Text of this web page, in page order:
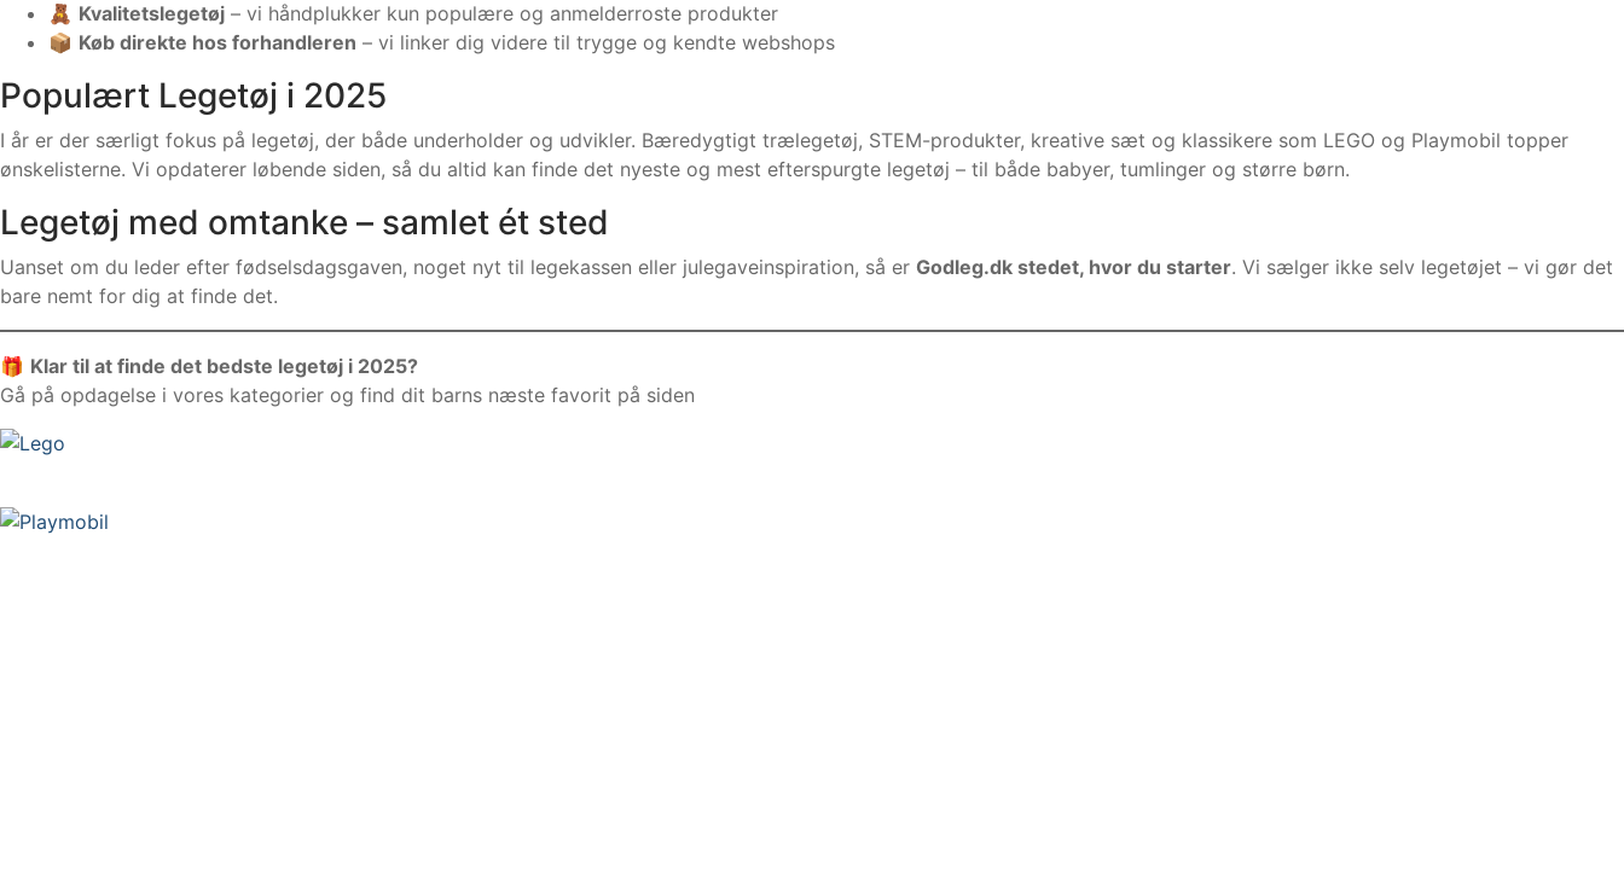
🧸 Kvalitetslegetøj – vi håndplukker kun populære og anmelderroste produkter
📦 Køb direkte hos forhandleren – vi linker dig videre til trygge og kendte webshops
Populært Legetøj i 2025
I år er der særligt fokus på legetøj, der både underholder og udvikler. Bæredygtigt trælegetøj, STEM-produkter, kreative sæt og klassikere som LEGO og Playmobil topper
ønskelisterne. Vi opdaterer løbende siden, så du altid kan finde det nyeste og mest efterspurgte legetøj – til både babyer, tumlinger og større børn.
Legetøj med omtanke – samlet ét sted
Uanset om du leder efter fødselsdagsgaven, noget nyt til legekassen eller julegaveinspiration, så er Godleg.dk stedet, hvor du starter. Vi sælger ikke selv legetøjet – vi gør det
bare nemt for dig at finde det.
🎁 Klar til at finde det bedste legetøj i 2025?
Gå på opdagelse i vores kategorier og find dit barns næste favorit på siden